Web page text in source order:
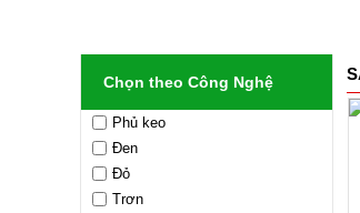
Chọn theo Công Nghệ
Phủ keo
Đen
Đỏ
Trơn